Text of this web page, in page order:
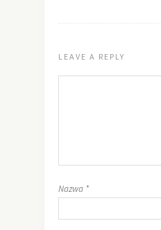
LEAVE A REPLY
Nazwa *